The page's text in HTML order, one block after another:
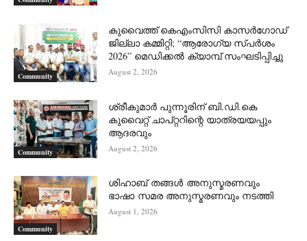
Community
കുവൈത്ത് കെഎംസിസി കാസർഗോഡ്
ജില്ലാ കമ്മിറ്റി; “ആരോഗ്യ സ്പർശം
2026” മെഡിക്കൽ ക്യാമ്പ് സംഘടിപ്പിച്ചു
August 2, 2026
Community
ശ്രീകുമാർ പുന്നൂരിന് ബി.ഡി.കെ
കുവൈറ്റ് ചാപ്റ്ററിന്റെ യാത്രയയപ്പും
ആദരവും
August 2, 2026
Community
ശിഹാബ് തങ്ങൾ അനുസ്മരണവും
ഭാഷാ സമര അനുസ്മരണവും നടത്തി
August 1, 2026